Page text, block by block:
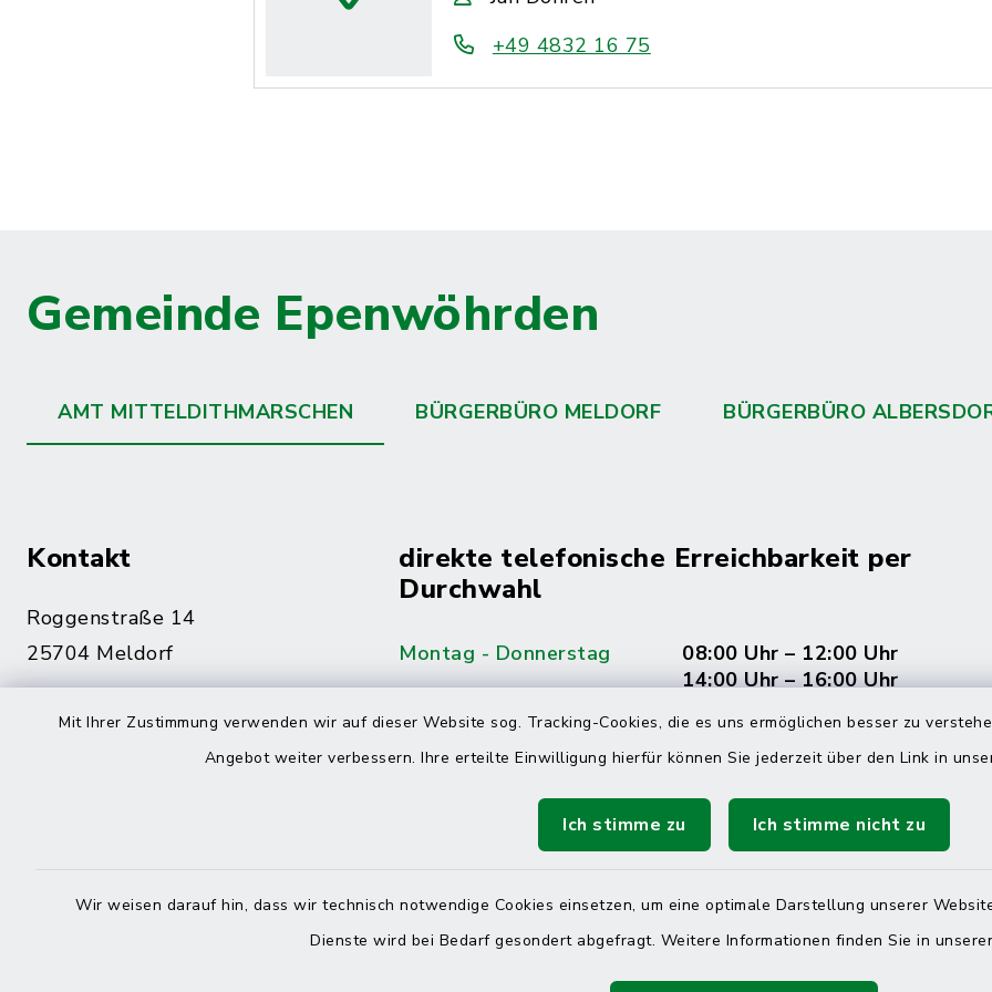
Mit Ihrer Zustimmung verwenden wir auf dieser Website sog. Tracking-Cookies, die es uns ermöglichen besser zu
Angebot weiter verbessern. Ihre erteilte Einwilligung hierfür können Sie jederzeit über den Link in
Ich stimme zu Ich stimme nicht zu
Wir weisen darauf hin, dass wir technisch notwendige Cookies einsetzen, um eine optimale Darstellung unserer
Dienste wird bei Bedarf gesondert abgefragt. Weitere Informationen finden Sie in
+49 4832 16 75
Gemeinde Epenwöhrden
AMT MITTELDITHMARSCHEN BÜRGERBÜRO MELDORF BÜRGERBÜRO
Kontakt
Roggenstraße 14
25704 Meldorf
04832 6065-215
direkte telefonische Erreichbarkeit per
Durchwahl
Montag - Donnerstag
08:00 Uhr – 12:00 Uhr
14:00 Uhr – 16:00 Uhr
Freitag
08:00 Uhr – 12:00 Uhr
Online-Terminvereinbarung
Haben Sie ein dringendes Anliegen, finden aber online
keinen zeitnahen Termin? Rufen Sie uns gerne unter der
Telefonnummer 04832 6065 0 an!